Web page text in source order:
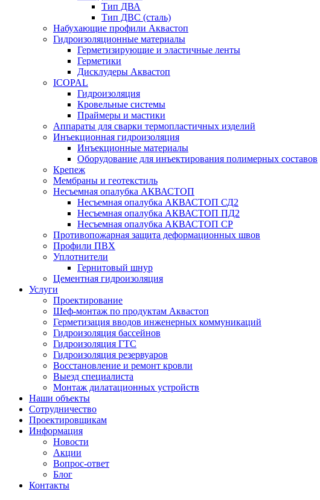
Тип ДВА
Тип ДВС (сталь)
Набухающие профили Аквастоп
Гидроизоляционные материалы
Герметизирующие и эластичные ленты
Герметики
Дисклудеры Аквастоп
ICOPAL
Гидроизоляция
Кровельные системы
Праймеры и мастики
Аппараты для сварки термопластичных изделий
Инъекционная гидроизоляция
Инъекционные материалы
Оборудование для инъектирования полимерных составов
Крепеж
Мембраны и геотекстиль
Несъемная опалубка АКВАСТОП
Несъемная опалубка АКВАСТОП СД2
Несъемная опалубка АКВАСТОП ПД2
Несъемная опалубка АКВАСТОП СР
Противопожарная защита деформационных швов
Профили ПВХ
Уплотнители
Гернитовый шнур
Цементная гидроизоляция
Услуги
Проектирование
Шеф-монтаж по продуктам Аквастоп
Герметизация вводов инженерных коммуникаций
Гидроизоляция бассейнов
Гидроизоляция ГТС
Гидроизоляция резервуаров
Восстановление и ремонт кровли
Выезд специалиста
Монтаж дилатационных устройств
Наши объекты
Сотрудничество
Проектировщикам
Информация
Новости
Акции
Вопрос-ответ
Блог
Контакты